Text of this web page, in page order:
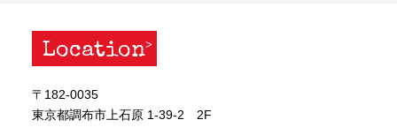
Location
〒182-0035
東京都調布市上石原 1-39-2 2F